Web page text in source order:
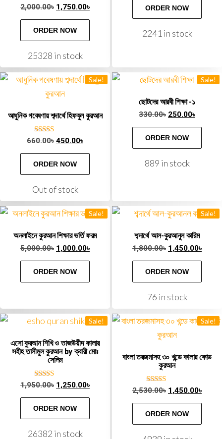
2,000.00৳ 1,750.00৳
ORDER NOW
25328 in stock
ORDER NOW
2241 in stock
Sale!
আধুনিক গবেষণায় শব্দার্থে হিফযুল কুরআন
Rated
out of 5
660.00৳ 450.00৳
ORDER NOW
Out of stock
Sale!
ছোটদের আরবী শিক্ষা -১
330.00৳ 250.00৳
ORDER NOW
889 in stock
Sale!
অনলাইনে কুরআন শিক্ষার ভর্তি ফরম
5,000.00৳ 1,000.00৳
ORDER NOW
Sale!
শব্দার্থে আল-কুরআনুল কারিম
1,800.00৳ 1,450.00৳
ORDER NOW
76 in stock
Sale!
এসো কুরআন শিখি ও তাজউয়ীদ কালার
সহীহ তালীমুল কুরআন by ক্বারী মোঃ
সেলিম
Rated
5.00
out of 5
1,950.00৳ 1,250.00৳
ORDER NOW
26382 in stock
Sale!
বাংলা তরজমাসহ ৩০ খন্ডে কালার কোড
কুরআন
Rated
5.00
out of 5
2,530.00৳ 1,450.00৳
ORDER NOW